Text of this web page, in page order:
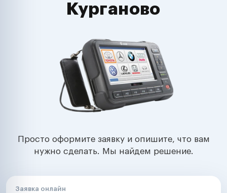
Курганово
Просто оформите заявку и опишите, что вам
нужно сделать. Мы найдем решение.
Заявка онлайн